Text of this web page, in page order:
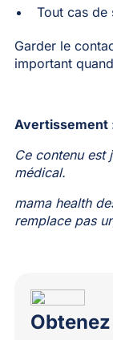
Tout cas de
Garder le
important
Avertissement
Ce contenu est
médical.
mama health
remplace pas